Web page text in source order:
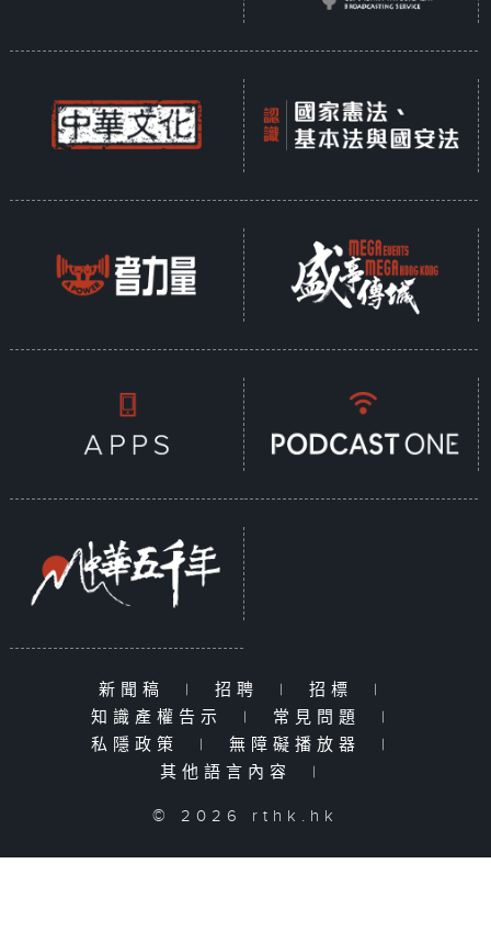
新聞稿 | 招聘 | 招標
|
知識產權告示
| 常見問題
|
私隱政策
| 無障礙播放器
|
其他語言內容
|
© 2026 rthk.hk